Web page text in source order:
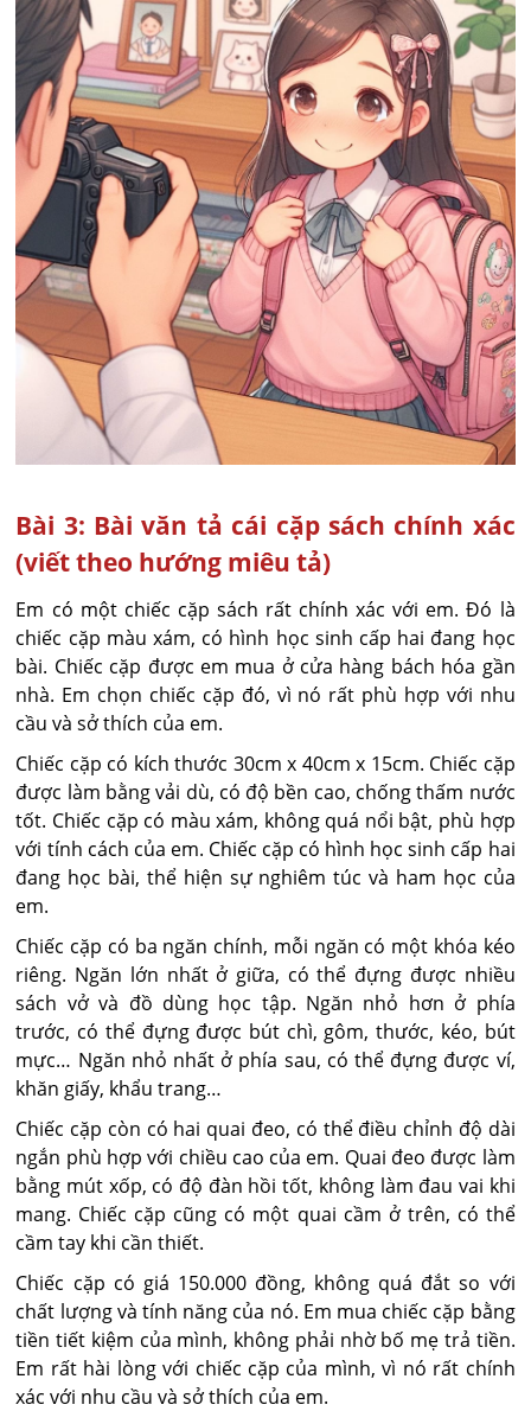
Bài 3: Bài văn tả cái cặp sách chính xác
(viết theo hướng miêu tả)
Em có một chiếc cặp sách rất chính xác với em. Đó là
chiếc cặp màu xám, có hình học sinh cấp hai đang học
bài. Chiếc cặp được em mua ở cửa hàng bách hóa gần
nhà. Em chọn chiếc cặp đó, vì nó rất phù hợp với nhu
cầu và sở thích của em.
Chiếc cặp có kích thước 30cm x 40cm x 15cm. Chiếc cặp
được làm bằng vải dù, có độ bền cao, chống thấm nước
tốt. Chiếc cặp có màu xám, không quá nổi bật, phù hợp
với tính cách của em. Chiếc cặp có hình học sinh cấp hai
đang học bài, thể hiện sự nghiêm túc và ham học của
em.
Chiếc cặp có ba ngăn chính, mỗi ngăn có một khóa kéo
riêng. Ngăn lớn nhất ở giữa, có thể đựng được nhiều
sách vở và đồ dùng học tập. Ngăn nhỏ hơn ở phía
trước, có thể đựng được bút chì, gôm, thước, kéo, bút
mực… Ngăn nhỏ nhất ở phía sau, có thể đựng được ví,
khăn giấy, khẩu trang…
Chiếc cặp còn có hai quai đeo, có thể điều chỉnh độ dài
ngắn phù hợp với chiều cao của em. Quai đeo được làm
bằng mút xốp, có độ đàn hồi tốt, không làm đau vai khi
mang. Chiếc cặp cũng có một quai cầm ở trên, có thể
cầm tay khi cần thiết.
Chiếc cặp có giá 150.000 đồng, không quá đắt so với
chất lượng và tính năng của nó. Em mua chiếc cặp bằng
tiền tiết kiệm của mình, không phải nhờ bố mẹ trả tiền.
Em rất hài lòng với chiếc cặp của mình, vì nó rất chính
xác với nhu cầu và sở thích của em.